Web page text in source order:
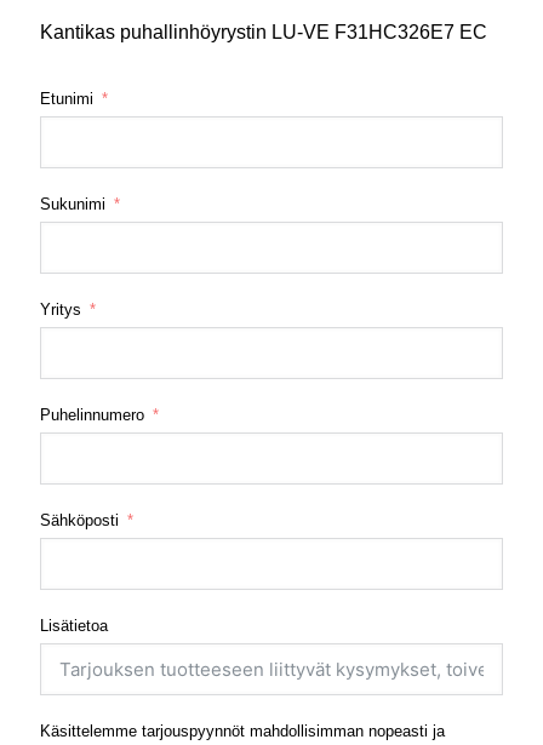
Kantikas puhallinhöyrystin LU-VE F31HC326E7 EC
Etunimi
Sukunimi
Yritys
Puhelinnumero
Sähköposti
Lisätietoa
Käsittelemme tarjouspyynnöt mahdollisimman nopeasti ja